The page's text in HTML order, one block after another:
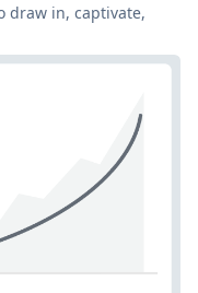
draw in, captivate,